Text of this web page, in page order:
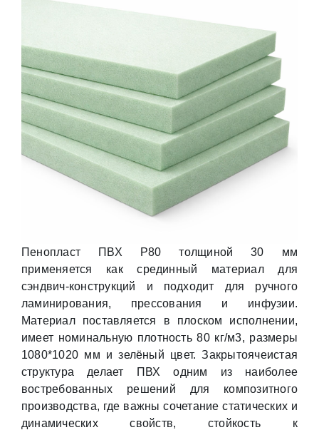
Пенопласт ПВХ Р80 толщиной 30 мм
применяется как срединный материал для
сэндвич-конструкций и подходит для ручного
ламинирования, прессования и инфузии.
Материал поставляется в плоском исполнении,
имеет номинальную плотность 80 кг/м3, размеры
1080*1020 мм и зелёный цвет. Закрытоячеистая
структура делает ПВХ одним из наиболее
востребованных решений для композитного
производства, где важны сочетание статических и
динамических свойств, стойкость к